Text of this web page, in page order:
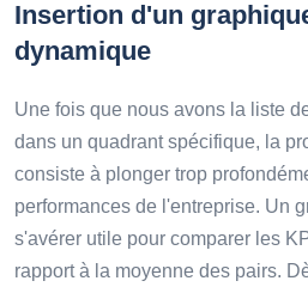
Insertion d'un
dynamique
Une fois que nous avons la liste
dans un quadrant spécifique, la
consiste à plonger trop
performances de l'entreprise. Un
s'avérer utile pour comparer les
rapport à la moyenne des pairs.